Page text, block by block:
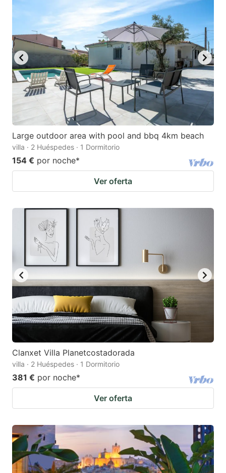
Large outdoor area with pool and bbq 4km beach
villa · 2 Huéspedes · 1 Dormitorio
154 € por noche*
Ver oferta
Clanxet Villa Planetcostadorada
villa · 2 Huéspedes · 1 Dormitorio
381 € por noche*
Ver oferta